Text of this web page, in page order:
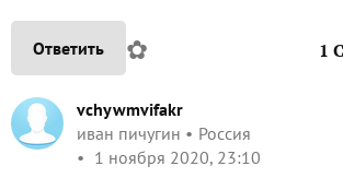
Ответить ✿ 1
vchywmvifakr
иван пичугин
Россия
1 ноября 2020, 23:10